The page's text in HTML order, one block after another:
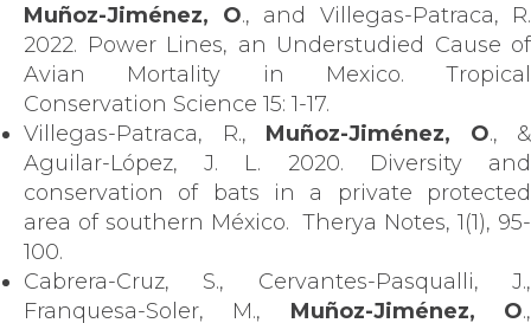
Muñoz-Jiménez, O., and Villegas-Patraca, R.
2022. Power Lines, an Understudied Cause of
Avian Mortality in Mexico. Tropical
Conservation Science 15: 1-17.
Villegas-Patraca, R., Muñoz-Jiménez, O., &
Aguilar-López, J. L. 2020. Diversity and
conservation of bats in a private protected
area of southern México. Therya Notes, 1(1), 95-
100.
Cabrera-Cruz, S., Cervantes-Pasqualli, J.,
Franquesa-Soler, M., Muñoz-Jiménez, O.,